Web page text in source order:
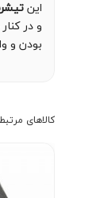
این
و در
بودن و
کالاهای مرتبط